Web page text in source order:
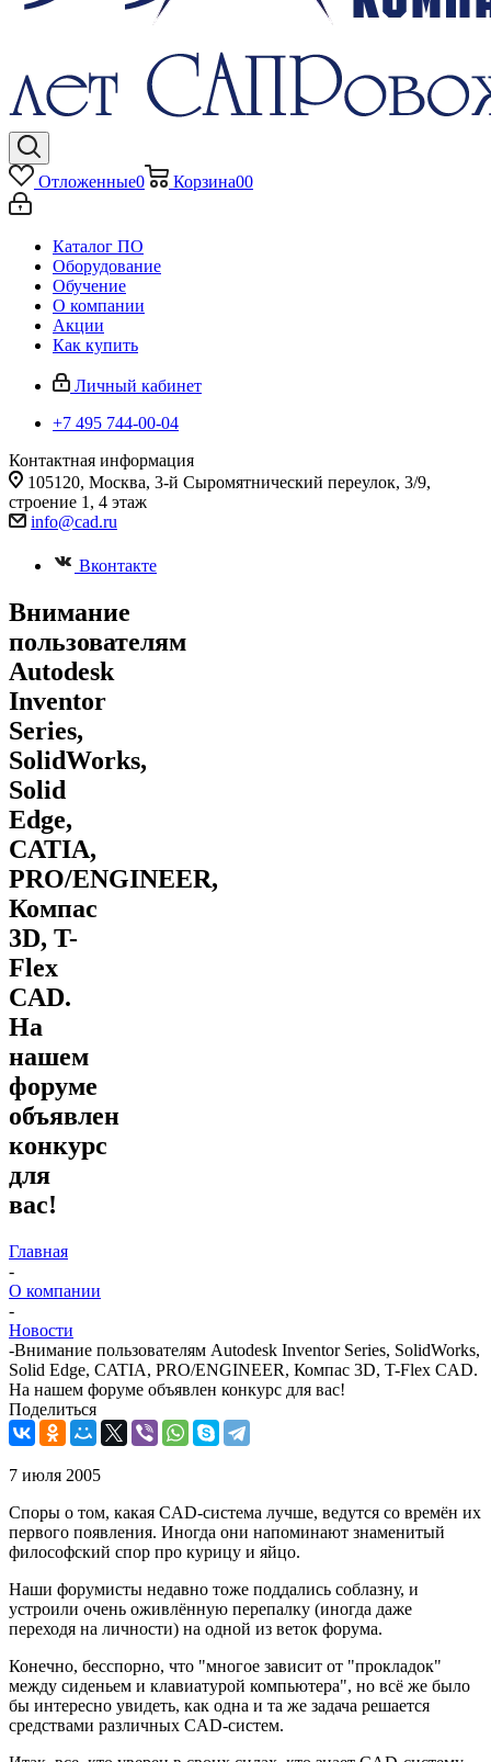
Отложенные0 Корзина00
Каталог ПО
Оборудование
Обучение
О компании
Акции
Как купить
Личный кабинет
+7 495 744-00-04
Контактная информация
105120, Москва, 3-й Сыромятнический переулок, 3/9,
строение 1, 4 этаж
info@cad.ru
Вконтакте
Внимание
пользователям
Autodesk
Inventor
Series,
SolidWorks,
Solid
Edge,
CATIA,
PRO/ENGINEER,
Компас
3D, T-
Flex
CAD.
На
нашем
форуме
объявлен
конкурс
для
вас!
Главная
-
О компании
-
Новости
-Внимание пользователям Autodesk Inventor Series, SolidWorks,
Solid Edge, CATIA, PRO/ENGINEER, Компас 3D, T-Flex CAD.
На нашем форуме объявлен конкурс для вас!
Поделиться
7 июля 2005
Споры о том, какая CAD-система лучше, ведутся со времён их
первого появления. Иногда они напоминают знаменитый
философский спор про курицу и яйцо.
Наши форумисты недавно тоже поддались соблазну, и
устроили очень оживлённую перепалку (иногда даже
переходя на личности) на одной из веток форума.
Конечно, бесспорно, что "многое зависит от "прокладок"
между сиденьем и клавиатурой компьютера", но всё же было
бы интересно увидеть, как одна и та же задача решается
средствами различных CAD-систем.